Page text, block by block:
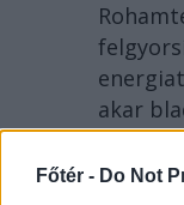
Főtér - Do Not
akar